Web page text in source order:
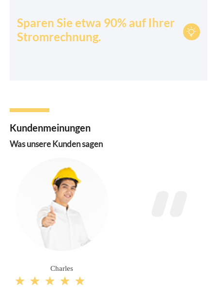

Sparen Sie etwa 90% auf Ihrer
Stromrechnung.
Kundenmeinungen
Was unsere Kunden sagen
Charles
    